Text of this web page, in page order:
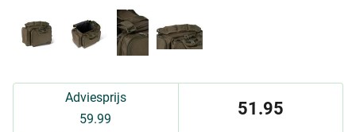
Adviesprijs
59.99
51.95